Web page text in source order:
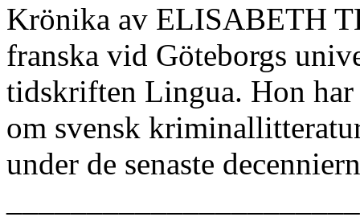
Krönika av ELISABETH
franska vid Göteborgs
tidskriften Lingua. Hon
om svensk
under de senaste